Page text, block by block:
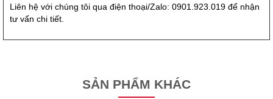
Liên hệ với chúng tôi qua điện thoại/Zalo: 0901.923.019 để nhận
tư vấn chi tiết.
SẢN PHẨM KHÁC